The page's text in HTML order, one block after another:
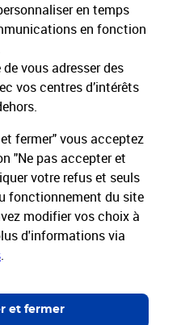
en temps
en fonction
vous adresser des
vos centres d’intérêts
fermer" vous acceptez
"Ne pas accepter et
votre refus et seuls
fonctionnement du site
modifier vos choix à
d'informations via
.
et fermer